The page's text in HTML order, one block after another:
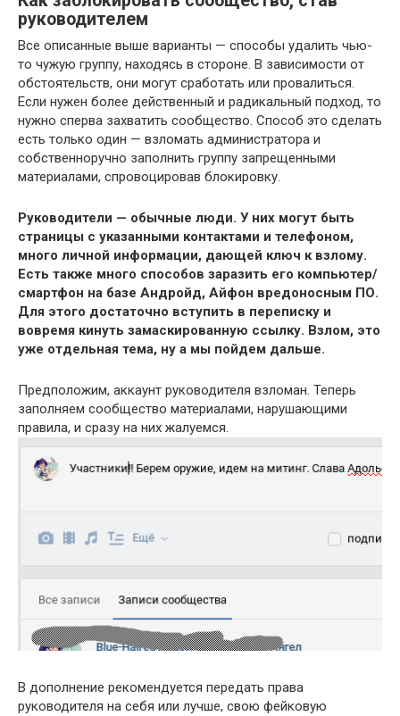
руководителем
Все описанные выше варианты — способы удалить чью-
то чужую группу, находясь в стороне. В зависимости от
обстоятельств, они могут сработать или провалиться.
Если нужен более действенный и радикальный подход, то
нужно сперва захватить сообщество. Способ это сделать
есть только один — взломать администратора и
собственноручно заполнить группу запрещенными
материалами, спровоцировав блокировку.
Руководители — обычные люди. У них могут быть
страницы с указанными контактами и телефоном,
много личной информации, дающей ключ к взлому.
Есть также много способов заразить его компьютер/
смартфон на базе Андройд, Айфон вредоносным ПО.
Для этого достаточно вступить в переписку и
вовремя кинуть замаскированную ссылку. Взлом, это
уже отдельная тема, ну а мы пойдем дальше.
Предположим, аккаунт руководителя взломан. Теперь
заполняем сообщество материалами, нарушающими
правила, и сразу на них жалуемся.
В дополнение рекомендуется передать права
руководителя на себя или лучше, свою фейковую